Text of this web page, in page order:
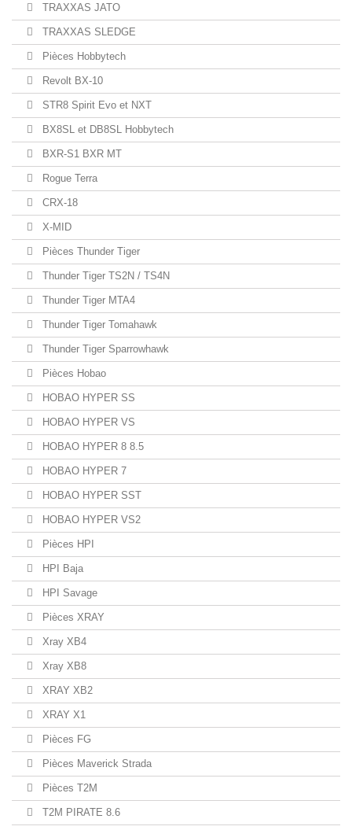
TRAXXAS JATO
TRAXXAS SLEDGE
Pièces Hobbytech
Revolt BX-10
STR8 Spirit Evo et NXT
BX8SL et DB8SL Hobbytech
BXR-S1 BXR MT
Rogue Terra
CRX-18
X-MID
Pièces Thunder Tiger
Thunder Tiger TS2N / TS4N
Thunder Tiger MTA4
Thunder Tiger Tomahawk
Thunder Tiger Sparrowhawk
Pièces Hobao
HOBAO HYPER SS
HOBAO HYPER VS
HOBAO HYPER 8 8.5
HOBAO HYPER 7
HOBAO HYPER SST
HOBAO HYPER VS2
Pièces HPI
HPI Baja
HPI Savage
Pièces XRAY
Xray XB4
Xray XB8
XRAY XB2
XRAY X1
Pièces FG
Pièces Maverick Strada
Pièces T2M
T2M PIRATE 8.6